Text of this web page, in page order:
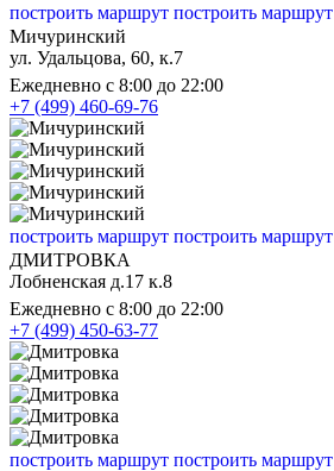
построить маршрут построить маршрут
Мичуринский
ул. Удальцова, 60, к.7
Ежедневно с 8:00 до 22:00
+7 (499) 460-69-76
построить маршрут построить маршрут
ДМИТРОВКА
Лобненская д.17 к.8
Ежедневно с 8:00 до 22:00
+7 (499) 450-63-77
построить маршрут построить маршрут